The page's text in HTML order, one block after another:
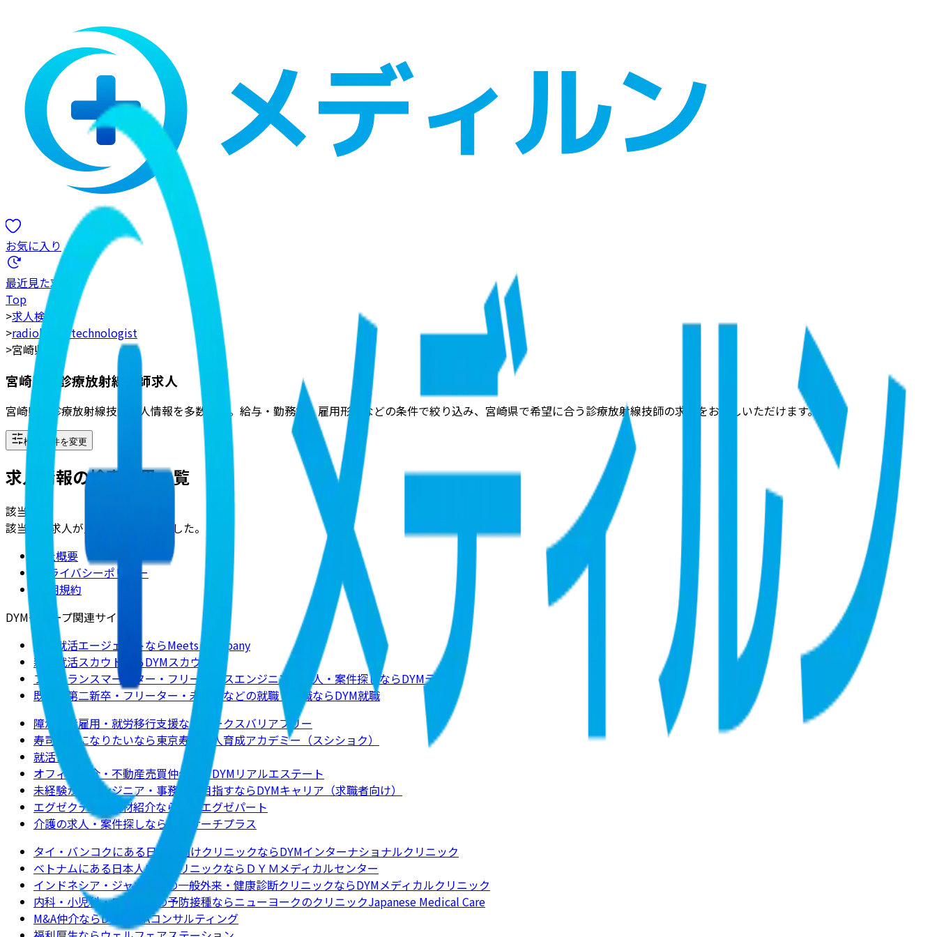
お気に入り
最近見た求人
Top
>求人検索
>radiologic_technologist
>宮崎県
宮崎県の診療放射線技師求人
宮崎県の診療放射線技師求人情報を多数掲載。給与・勤務地・雇用形態などの条件で絞り込み、宮崎県で希望に合う診療放射線技師の求人をお探しいただけます。
検索条件を変更
求人情報の検索結果一覧
該当
該当する求人が見つかりませんでした。
会社概要
プライバシーポリシー
利用規約
DYMグループ関連サイト
新卒就活エージェントならMeets Company
新卒就活スカウトならDYMスカウト
フリーランスマーケター・フリーランスエンジニアの求人・案件探しならDYMテック
既卒・第二新卒・フリーター・未経験などの就職・転職ならDYM就職
障がい者雇用・就労移行支援ならワークスバリアフリー
寿司職人になりたいなら東京寿司職人育成アカデミー（スシショク）
就活ノート
オフィス仲介・不動産売買仲介ならDYMリアルエステート
未経験からエンジニア・事務職を目指すならDYMキャリア（求職者向け）
エグゼクティブ人材紹介ならDYMエグゼパート
介護の求人・案件探しなら介護サーチプラス
タイ・バンコクにある日本人向けクリニックならDYMインターナショナルクリニック
ベトナムにある日本人向けクリニックならＤＹＭメディカルセンター
インドネシア・ジャカルタの一般外来・健康診断クリニックならDYMメディカルクリニック
内科・小児科・ワクチンの予防接種ならニューヨークのクリニックJapanese Medical Care
M&A仲介ならDYM M&Aコンサルティング